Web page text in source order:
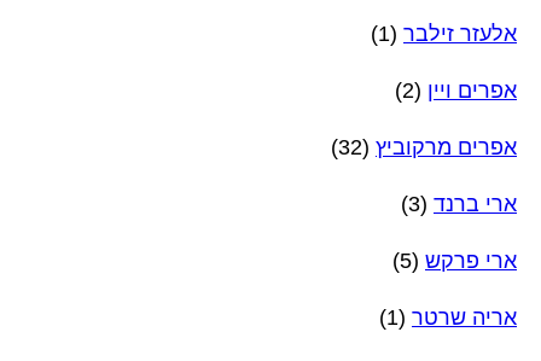
אלעזר זילבר (1)
אפרים ויין (2)
אפרים מרקוביץ (32)
ארי ברנד (3)
ארי פרקש (5)
אריה שרטר (1)